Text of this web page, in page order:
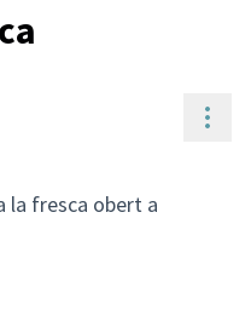
la fresca obert a